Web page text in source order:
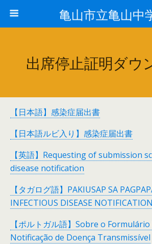
亀山市立亀山中
出席停止証明ダウ
【日本語】感染症届出書
【日本語ルビ入り】感染症届出書
【英語】Requesting of submission
disease notification
【タガログ語】PAKIUSAP SA
INFECTIOUS DISEASE
【ポルトガル語】Sobre o
Notificação de Doença Transmissível